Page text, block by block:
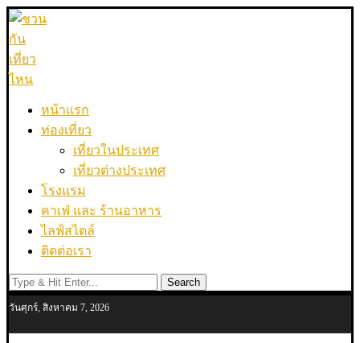
หน้าแรก
ท่องเที่ยว
เที่ยวในประเทศ
เที่ยวต่างประเทศ
โรงแรม
คาเฟ่ และ ร้านอาหาร
ไลฟ์สไตล์
ติดต่อเรา
Search
วันศุกร์, สิงหาคม 7, 2026